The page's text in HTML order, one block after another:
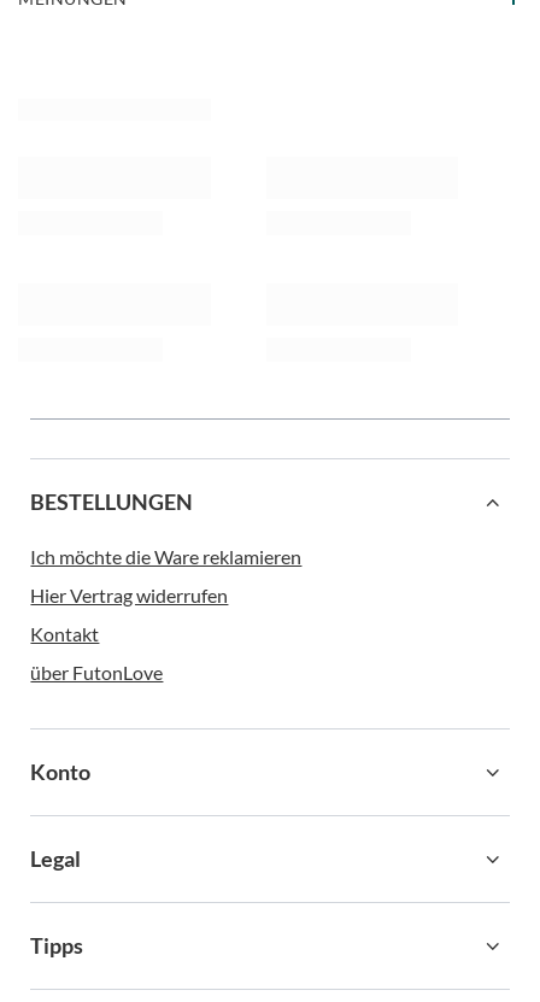
BESTELLUNGEN
Ich möchte die Ware reklamieren
Hier Vertrag widerrufen
Kontakt
über FutonLove
Konto
Legal
Tipps